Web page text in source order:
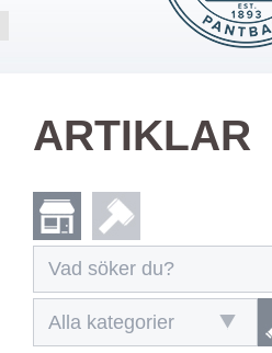
ARTIKLAR
Alla kategorier